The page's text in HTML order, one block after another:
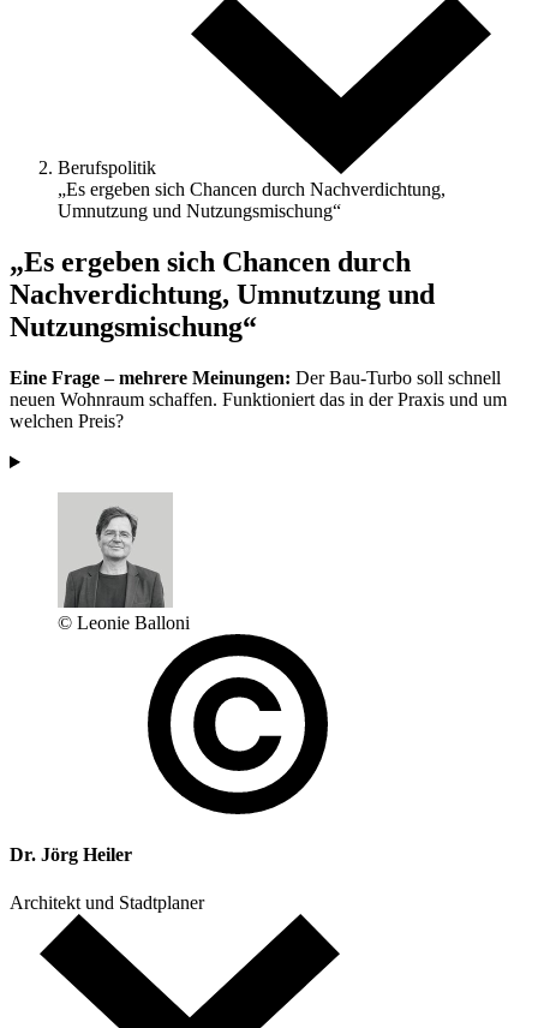
Berufspolitik
„Es ergeben sich Chancen durch Nachverdichtung,
Umnutzung und Nutzungsmischung“
„Es ergeben sich Chancen durch
Nachverdichtung, Umnutzung und
Nutzungsmischung“
Eine Frage – mehrere Meinungen: Der Bau-Turbo soll schnell
neuen Wohnraum schaffen. Funktioniert das in der Praxis und um
welchen Preis?
© Leonie Balloni
Dr. Jörg Heiler
Architekt und Stadtplaner